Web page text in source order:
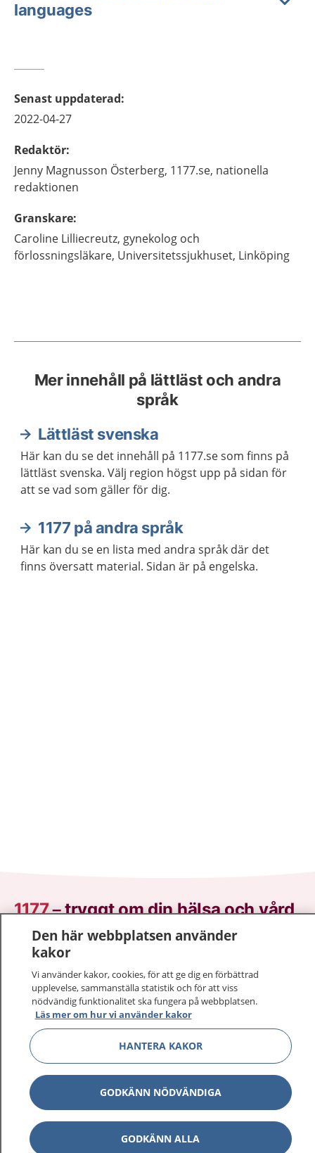
languages
Senast uppdaterad:
2022-04-27
Redaktör:
Jenny Magnusson Österberg, 1177.se, nationella
redaktionen
Granskare:
Caroline Lilliecreutz, gynekolog och
förlossningsläkare, Universitetssjukhuset, Linköping
Mer innehåll på lättläst och andra
språk
Lättläst svenska
Här kan du se det innehåll på 1177.se som finns på
lättläst svenska. Välj region högst upp på sidan för
att se vad som gäller för dig.
1177 på andra språk
Här kan du se en lista med andra språk där det
finns översatt material. Sidan är på engelska.
1177–tryggt om din hälsa och vård
På 1177.se får du råd om hälsa och information om
sjukdomar och vilka mottagningar du kan kontakta.
Logga in för att läsa din journal och göra dina
vårdärenden. Ring telefonnummer 1177 för
sjukvårdsrådgivning dygnet runt.
1177 ger dig råd när du vill må bättre.
1177 på flera språk
Den här webbplatsen använder
kakor
Vi använder kakor, cookies, för att ge dig en förbättrad
upplevelse, sammanställa statistik och för att viss
nödvändig funktionalitet ska fungera på webbplatsen.
Läs mer om hur vi använder kakor
HANTERA KAKOR
GODKÄNN NÖDVÄNDIGA
GODKÄNN ALLA